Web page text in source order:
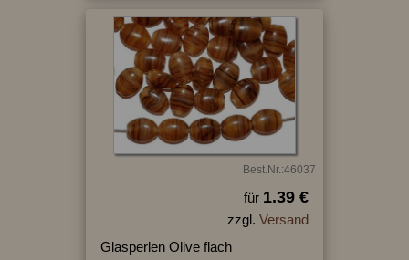
Best.Nr.:46037
für 1.39 €
zzgl. Versand
Glasperlen Olive flach